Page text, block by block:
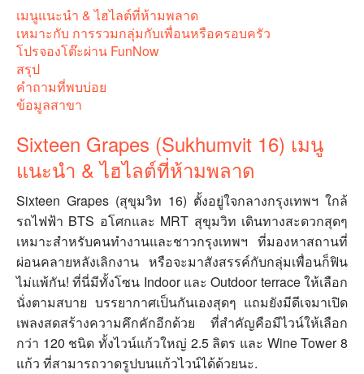
เมนูแนะนำ & ไฮไลต์ที่ห้ามพลาด
เหมาะกับ การรวมกลุ่มกับเพื่อนหรือครอบครัว
โปรจองโต๊ะผ่าน FunNow
สรุป
คำถามที่พบบ่อย
ข้อมูลสาขา
Sixteen Grapes (Sukhumvit 16) เมนู
แนะนำ & ไฮไลต์ที่ห้ามพลาด
Sixteen Grapes (สุขุมวิท 16) ตั้งอยู่ใจกลางกรุงเทพฯ ใกล้
รถไฟฟ้า BTS อโศกและ MRT สุขุมวิท เดินทางสะดวกสุดๆ
เหมาะสำหรับคนทำงานและชาวกรุงเทพฯ ที่มองหาสถานที่
ผ่อนคลายหลังเลิกงาน หรือจะมาสังสรรค์กับกลุ่มเพื่อนก็ฟิน
ไม่แพ้กัน! ที่นี่มีทั้งโซน Indoor และ Outdoor terrace ให้เลือก
นั่งตามสบาย บรรยากาศเป็นกันเองสุดๆ แถมยังมีดีเจมาเปิด
เพลงสดสร้างความคึกคักอีกด้วย ที่สำคัญคือมีไวน์ให้เลือก
กว่า 120 ชนิด ทั้งไวน์แก้วใหญ่ 2.5 ลิตร และ Wine Tower 8
แก้ว ที่สามารถวาดรูปบนแก้วไวน์ได้ด้วยนะ.